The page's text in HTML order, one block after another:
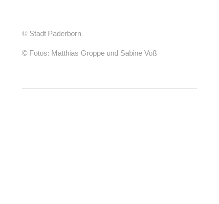
© Stadt Paderborn
© Fotos: Matthias Groppe und Sabine Voß